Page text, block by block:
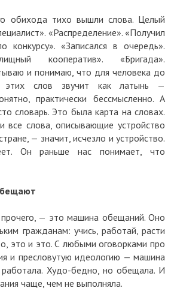
обихода тихо вышли слова. Целый
«Распределение». «Получил
конкурсу». «Записался в очередь».
кооператив». «Бригада».
и понимаю, что для человека до
этих слов звучит как латынь —
практически бессмысленно. А
словарь. Это была карта на словах.
все слова, описывающие устройство
— значит, исчезло и устройство.
Он раньше нас понимает, что
— это машина обещаний. Оно
гражданам: учись, работай, расти
это и это. С любыми оговорками про
и пресловутую идеологию — машина
Худо-бедно, но обещала. И
чаще, чем не выполняла.